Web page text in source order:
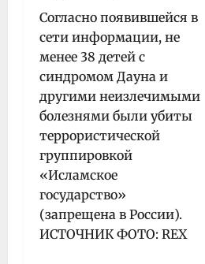
Согласно появившейся в
сети информации, не
менее 38 детей с
синдромом Дауна и
другими неизлечимыми
болезнями были убиты
террористической
группировкой
«Исламское
государство»
(запрещена в России).
ИСТОЧНИК ФОТО: REX